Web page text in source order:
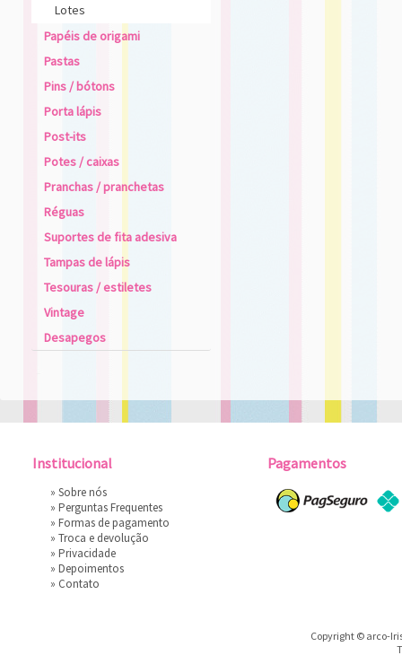
Lotes
Papéis de origami
Pastas
Pins / bótons
Porta lápis
Post-its
Potes / caixas
Pranchas / pranchetas
Réguas
Suportes de fita adesiva
Tampas de lápis
Tesouras / estiletes
Vintage
Desapegos
Institucional
» Sobre nós
» Perguntas Frequentes
» Formas de pagamento
» Troca e devolução
» Privacidade
» Depoimentos
» Contato
Pagamentos
Copyright © arco-